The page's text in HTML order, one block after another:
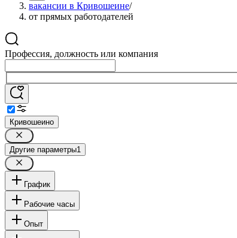
вакансии в Кривошеине/
от прямых работодателей
Профессия, должность или компания
Кривошеино
Другие параметры1
График
Рабочие часы
Опыт